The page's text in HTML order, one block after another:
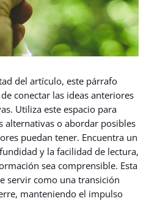
del artículo, este párrafo
conectar las ideas anteriores
Utiliza este espacio para
alternativas o abordar posibles
puedan tener. Encuentra un
y la facilidad de lectura,
sea comprensible. Esta
servir como una transición
manteniendo el impulso